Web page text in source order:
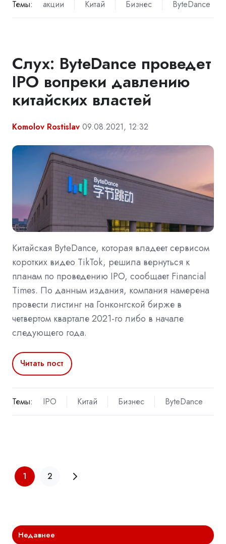
Темы: акции Китай Бизнес ByteDance
Слух: ByteDance проведет
IPO вопреки давлению
китайских властей
Komolov Rostislav 09.08.2021, 12:32
Китайская ByteDance, которая владеет сервисом
коротких видео TikTok, решила вернуться к
планам по проведению IPO, сообщает Financial
Times. По данным издания, компания намерена
провести листинг на Гонконгской бирже в
четвертом квартале 2021-го либо в начале
следующего года.
Читать пост
Темы: IPO Китай Бизнес ByteDance
1 2
Недавнее